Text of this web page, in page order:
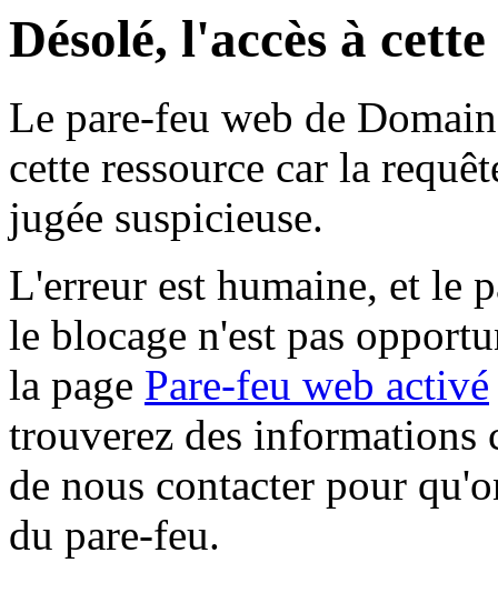
Désolé, l'accès à
Le pare-feu web de
cette ressource car la
jugée suspicieuse.
L'erreur est humaine, et le
le blocage n'est pas
la page Pare-feu web activé
trouverez des informations
de nous contacter pour
du pare-feu.